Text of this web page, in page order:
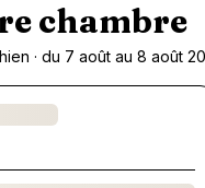
chambre
· du 7 août au 8 août
des formules…